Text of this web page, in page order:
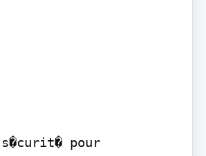
s�curit� pour